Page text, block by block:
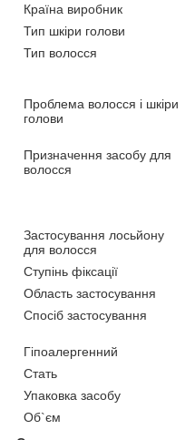
Країна виробник
Тип шкіри голови
Тип волосся
Проблема волосся і шкіри
голови
Призначення засобу для
волосся
Застосування лосьйону
для волосся
Ступінь фіксації
Область застосування
Спосіб застосування
Гіпоалергенний
Стать
Упаковка засобу
Об`єм